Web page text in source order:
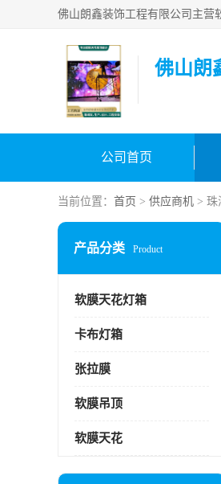
佛山朗
公司首页
当前位置： 首页 > 供应商机 > 珠
产品分类 Product
软膜天花灯箱
卡布灯箱
张拉膜
软膜吊顶
软膜天花